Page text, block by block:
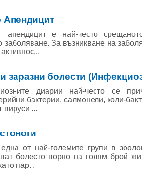
Апендицит
апендицит е най-често
заболяване. За възникване на
заразни болести
диарии най-често се
бактерии, салмонели, коли-
вируси ...
от най-големите групи в
болестотворно на голям брой
пар...